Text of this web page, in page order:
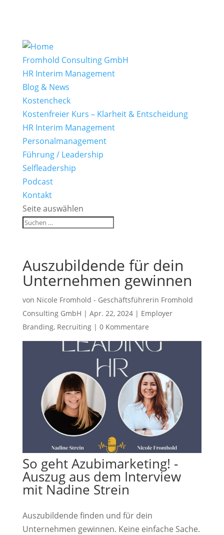
Fromhold Consulting GmbH
HR Interim Management
Blog & News
Kostencheck
Kostenfreier Kurs – Klarheit & Entscheidung
HR Interim Management
Personalmanagement
Führung / Leadership
Selfleadership
Podcast
Kontakt
Seite auswählen
Auszubildende für dein
Unternehmen gewinnen
von Nicole Fromhold - Geschäftsführerin Fromhold
Consulting GmbH | Apr. 22, 2024| Employer
Branding, Recruiting| 0 Kommentare
So geht Azubimarketing! -
Auszug aus dem Interview
mit Nadine Strein
Auszubildende finden und für dein
Unternehmen gewinnen. Keine einfache Sache.